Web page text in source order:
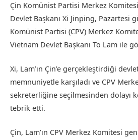
Çin Komünist Partisi Merkez
Devlet Başkanı Xi Jinping, Pazartesi
Komünist Partisi (CPV) Merkez
Vietnam Devlet Başkanı To Lam ile
Xi, Lam’ın Çin’e gerçekleştirdiği
memnuniyetle karşıladı ve CPV
sekreterliğine seçilmesinden dolayı
tebrik etti.
Çin, Lam’ın CPV Merkez Komitesi